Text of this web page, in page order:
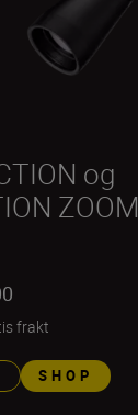
og
ZOOM
frakt
SHOP